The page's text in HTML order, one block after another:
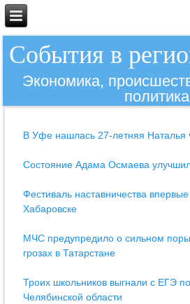
События в
Экономика,
политика
В Уфе нашлась 27-летняя Наталья
Состояние Адама Осмаева
Фестиваль наставничества
Хабаровске
МЧС предупредило о сильном
грозах в Татарстане
Троих школьников выгнали с ЕГЭ
Челябинской области